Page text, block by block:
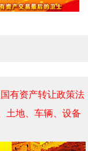
有资产转让政策法
土地、车辆、设备